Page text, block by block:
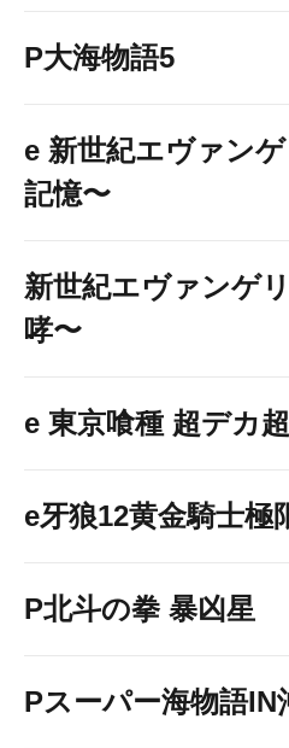
P大海物語5
e 新世紀エヴァン
記憶〜
新世紀エヴァンゲ
哮〜
e 東京喰種 超デカ
e牙狼12黄金騎士極
P北斗の拳 暴凶星
Pスーパー海物語IN